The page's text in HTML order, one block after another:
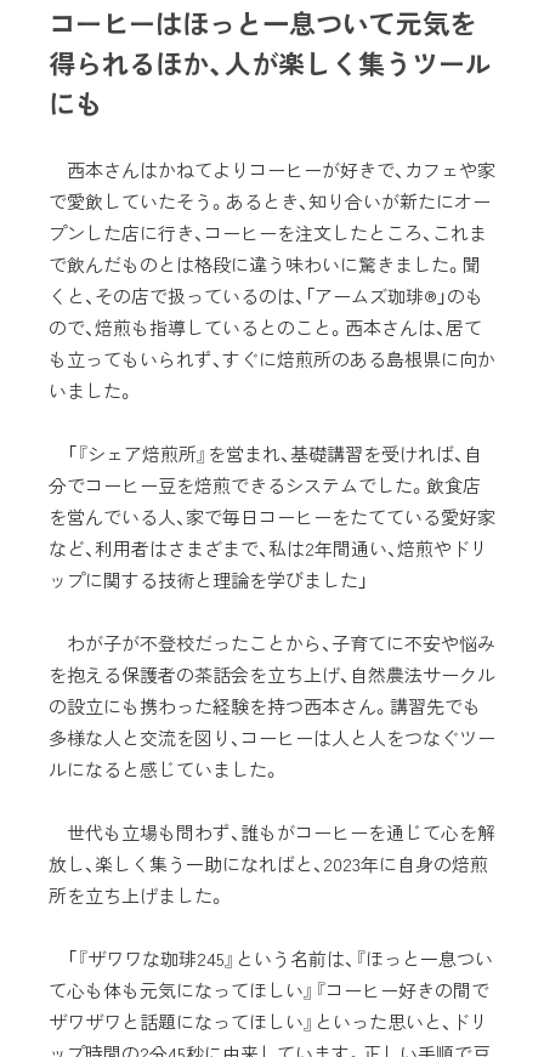
コーヒーはほっと一息ついて元気を
得られるほか、人が楽しく集うツール
にも
西本さんはかねてよりコーヒーが好きで、カフェや家
で愛飲していたそう。あるとき、知り合いが新たにオー
プンした店に行き、コーヒーを注文したところ、これま
で飲んだものとは格段に違う味わいに驚きました。聞
くと、その店で扱っているのは、「アームズ珈琲®」のも
ので、焙煎も指導しているとのこと。西本さんは、居て
も立ってもいられず、すぐに焙煎所のある島根県に向か
いました。
「『シェア焙煎所』を営まれ、基礎講習を受ければ、自
分でコーヒー豆を焙煎できるシステムでした。飲食店
を営んでいる人、家で毎日コーヒーをたてている愛好家
など、利用者はさまざまで、私は2年間通い、焙煎やドリ
ップに関する技術と理論を学びました」
わが子が不登校だったことから、子育てに不安や悩み
を抱える保護者の茶話会を立ち上げ、自然農法サークル
の設立にも携わった経験を持つ西本さん。講習先でも
多様な人と交流を図り、コーヒーは人と人をつなぐツー
ルになると感じていました。
世代も立場も問わず、誰もがコーヒーを通じて心を解
放し、楽しく集う一助になればと、2023年に自身の焙煎
所を立ち上げました。
「『ザワワな珈琲245』という名前は、『ほっと一息つい
て心も体も元気になってほしい』『コーヒー好きの間で
ザワザワと話題になってほしい』といった思いと、ドリ